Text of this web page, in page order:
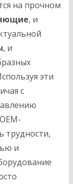
на прочном
, и
, и
эти
с
трудности,
и